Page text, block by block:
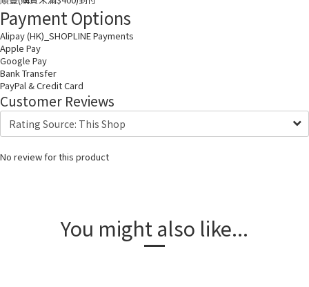
Payment Options
Alipay (HK)_SHOPLINE Payments
Apple Pay
Google Pay
Bank Transfer
PayPal & Credit Card
Customer Reviews
No review for this product
You might also like...